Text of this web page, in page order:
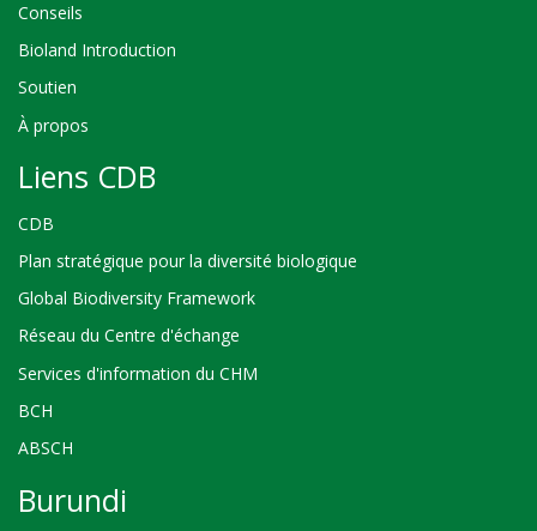
Conseils
Bioland Introduction
Soutien
À propos
Liens CDB
CDB
Plan stratégique pour la diversité biologique
Global Biodiversity Framework
Réseau du Centre d'échange
Services d'information du CHM
BCH
ABSCH
Burundi